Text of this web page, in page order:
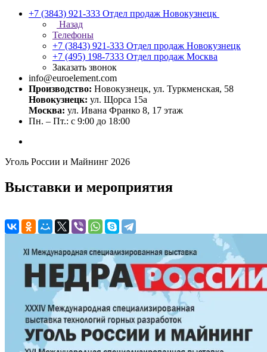
+7 (3843) 921-333 Отдел продаж Новокузнецк
Назад
Телефоны
+7 (3843) 921-333 Отдел продаж Новокузнецк
+7 (495) 198-7333 Отдел продаж Москва
Заказать звонок
info@euroelement.com
Производство: Новокузнецк, ул. Туркменская, 58
Новокузнецк: ул. Щорса 15а
Москва: ул. Ивана Франко 8, 17 этаж
Пн. – Пт.: с 9:00 до 18:00
Уголь России и Майнинг 2026
Выставки и мероприятия